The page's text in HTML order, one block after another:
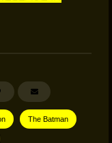
The Batman